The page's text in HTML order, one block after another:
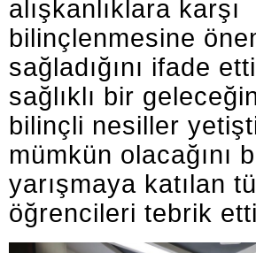
alışkanlıklara karşı
bilinçlenmesine
sağladığını ifade
sağlıklı bir
bilinçli nesiller
mümkün olacağını
yarışmaya katılan
öğrencileri tebrik